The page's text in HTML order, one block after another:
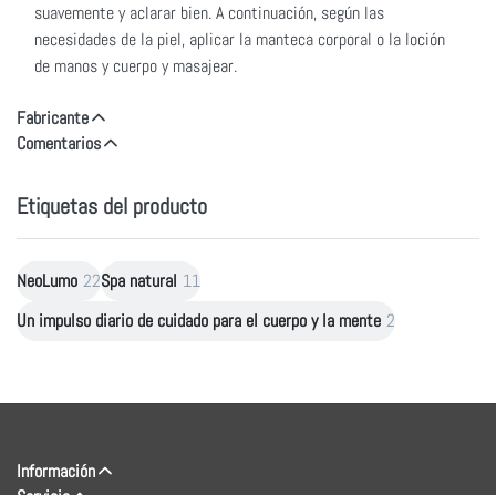
suavemente y aclarar bien. A continuación, según las
necesidades de la piel, aplicar la manteca corporal o la loción
de manos y cuerpo y masajear.
Fabricante
Comentarios
Etiquetas del producto
NeoLumo 22Spa natural 11
Un impulso diario de cuidado para el cuerpo y la mente 2
Información